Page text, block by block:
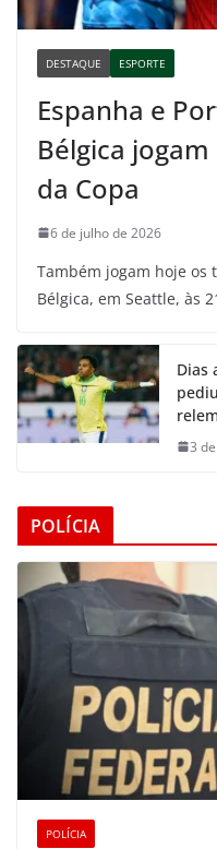
DESTAQUE ESPORTE
Espanha e
Bélgica
da Copa
6 de julho de 2026
Também jogam hoje os
Bélgica, em Seattle, às
Dias
3
POLÍCIA
POLÍCIA